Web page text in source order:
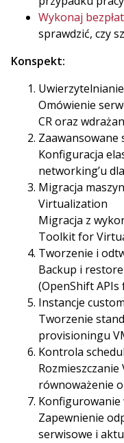
Wykonaj
sprawdzić, czy
Konspekt:
Omówienie
CR oraz
Zaawansowane
Konfiguracja
networking’u
Migracja
Virtualization
Migracja z
Toolkit for
Tworzenie i
Backup i
(OpenShift
Instancje
Tworzenie
provisioningu
Kontrola
równoważenie
Konfigurowanie
Zapewnienie
serwisowe i